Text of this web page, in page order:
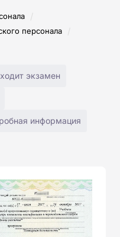
/
персонала /
экзамен
информация